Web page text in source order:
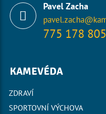
Pavel Zacha
775 178 805
KAMEVÉDA
ZDRAVÍ
SPORTOVNÍ VÝCHOVA